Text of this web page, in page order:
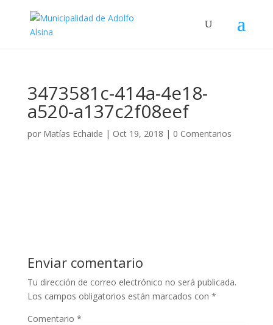
3473581c-414a-4e18-
a520-a137c2f08eef
por Matías Echaide | Oct 19, 2018 | 0 Comentarios
Enviar comentario
Tu dirección de correo electrónico no será publicada.
Los campos obligatorios están marcados con *
Comentario *